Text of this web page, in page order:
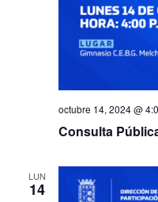
Consulta
octubre 14, 2024 @
LUN
14